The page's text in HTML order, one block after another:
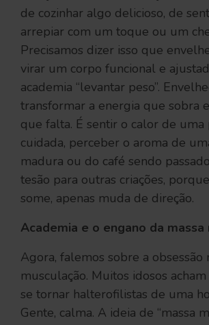
de cozinhar algo delicioso, de
arrepiar com um toque ou um
Precisamos dizer isso que
virar um corpo funcional e
academia “levantar peso”.
transformar a energia que sobra
que falta. É sentir o calor de
cuidada, perceber o aroma de
madura ou do café sendo
tesão para outras criações,
some, apenas muda de direção.
Academia e o engano da massa
Agora, falemos sobre a
musculação. Muitos idosos
se tornar halterofilistas de uma
Gente, calma. A ideia de “massa